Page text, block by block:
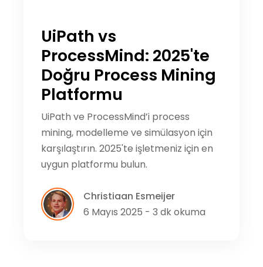
UiPath vs
ProcessMind: 2025'te
Doğru Process Mining
Platformu
UiPath ve ProcessMind’i process
mining, modelleme ve simülasyon için
karşılaştırın. 2025'te işletmeniz için en
uygun platformu bulun.
Christiaan Esmeijer
6 Mayıs 2025 - 3 dk okuma